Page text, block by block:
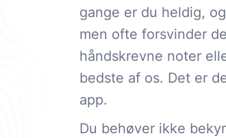
gange er du heldig,
men ofte forsvinder
håndskrevne noter
bedste af os. Det er
app.
Du behøver ikke